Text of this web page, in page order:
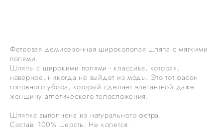
Фетровая демисезонная широкополая шляпа с мягкими
полями.
Шляпы с широкими полями - классика, которая,
наверное, никогда не выйдет из моды. Это тот фасон
головного убора, который сделает элегантной даже
женщину атлетического телосложения.
Шляпка выполнена из натурального фетра.
Состав: 100% шерсть. Не колется.